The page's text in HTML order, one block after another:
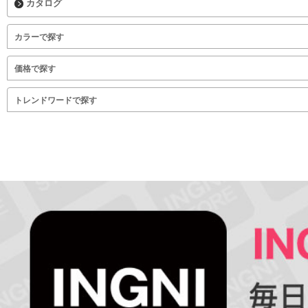
カタログ
カラーで探す
価格で探す
トレンドワードで探す